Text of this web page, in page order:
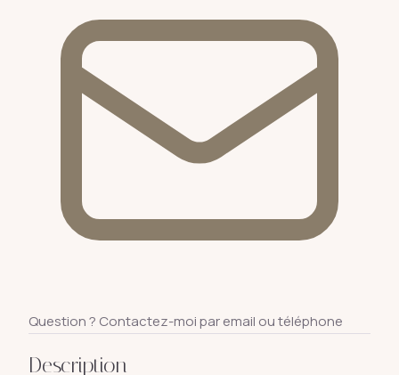
Question ? Contactez-moi par email ou téléphone
Description